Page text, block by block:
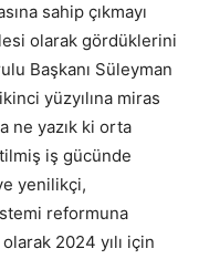
sahip çıkmayı
olarak gördüklerini
Başkanı Süleyman
yüzyılına miras
ne yazık ki orta
iş gücünde
yenilikçi,
reformuna
2024 yılı için